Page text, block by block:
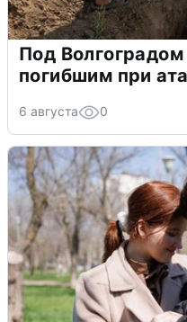
Под
погибшим при
6 августа 0